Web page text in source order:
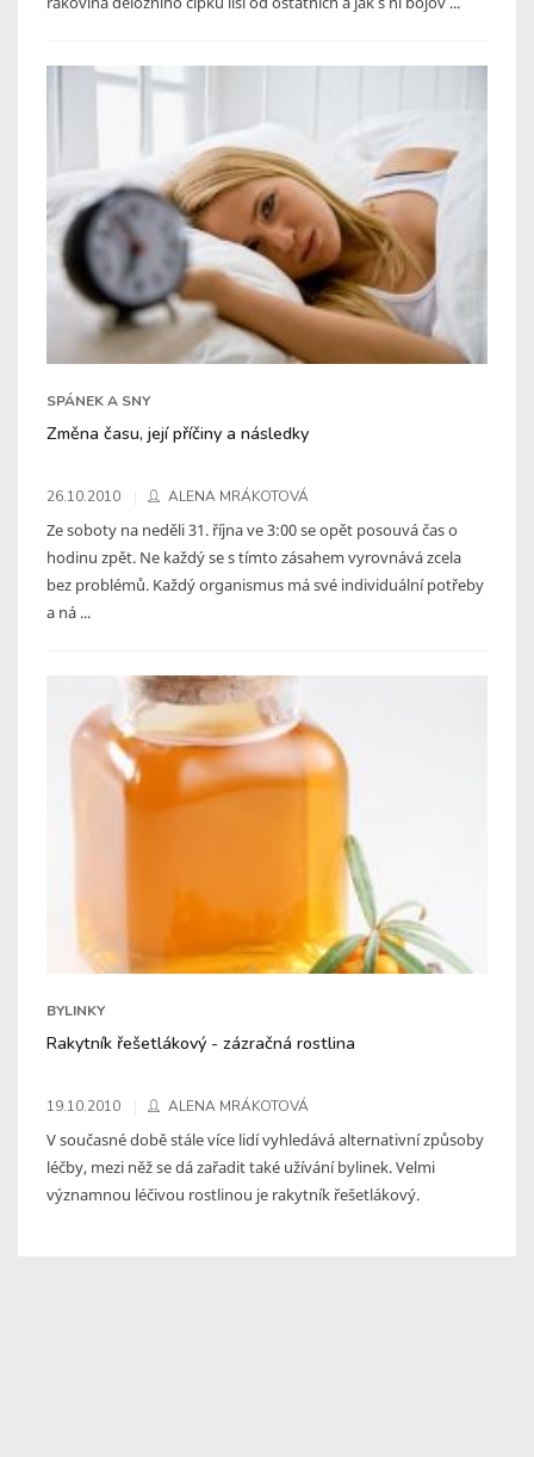
SPÁNEK A SNY
Změna času, její příčiny a následky
26.10.2010 ALENA MRÁKOTOVÁ
Ze soboty na neděli 31. října ve 3:00 se opět posouvá čas o
hodinu zpět. Ne každý se s tímto zásahem vyrovnává zcela
bez problémů. Každý organismus má své individuální potřeby
a ná ...
BYLINKY
Rakytník řešetlákový - zázračná rostlina
19.10.2010 ALENA MRÁKOTOVÁ
V současné době stále více lidí vyhledává alternativní způsoby
léčby, mezi něž se dá zařadit také užívání bylinek. Velmi
významnou léčivou rostlinou je rakytník řešetlákový.